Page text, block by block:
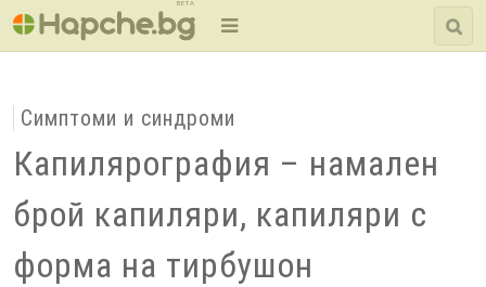
BETA
Симптоми и синдроми
Капилярография – намален
брой капиляри, капиляри с
форма на тирбушон